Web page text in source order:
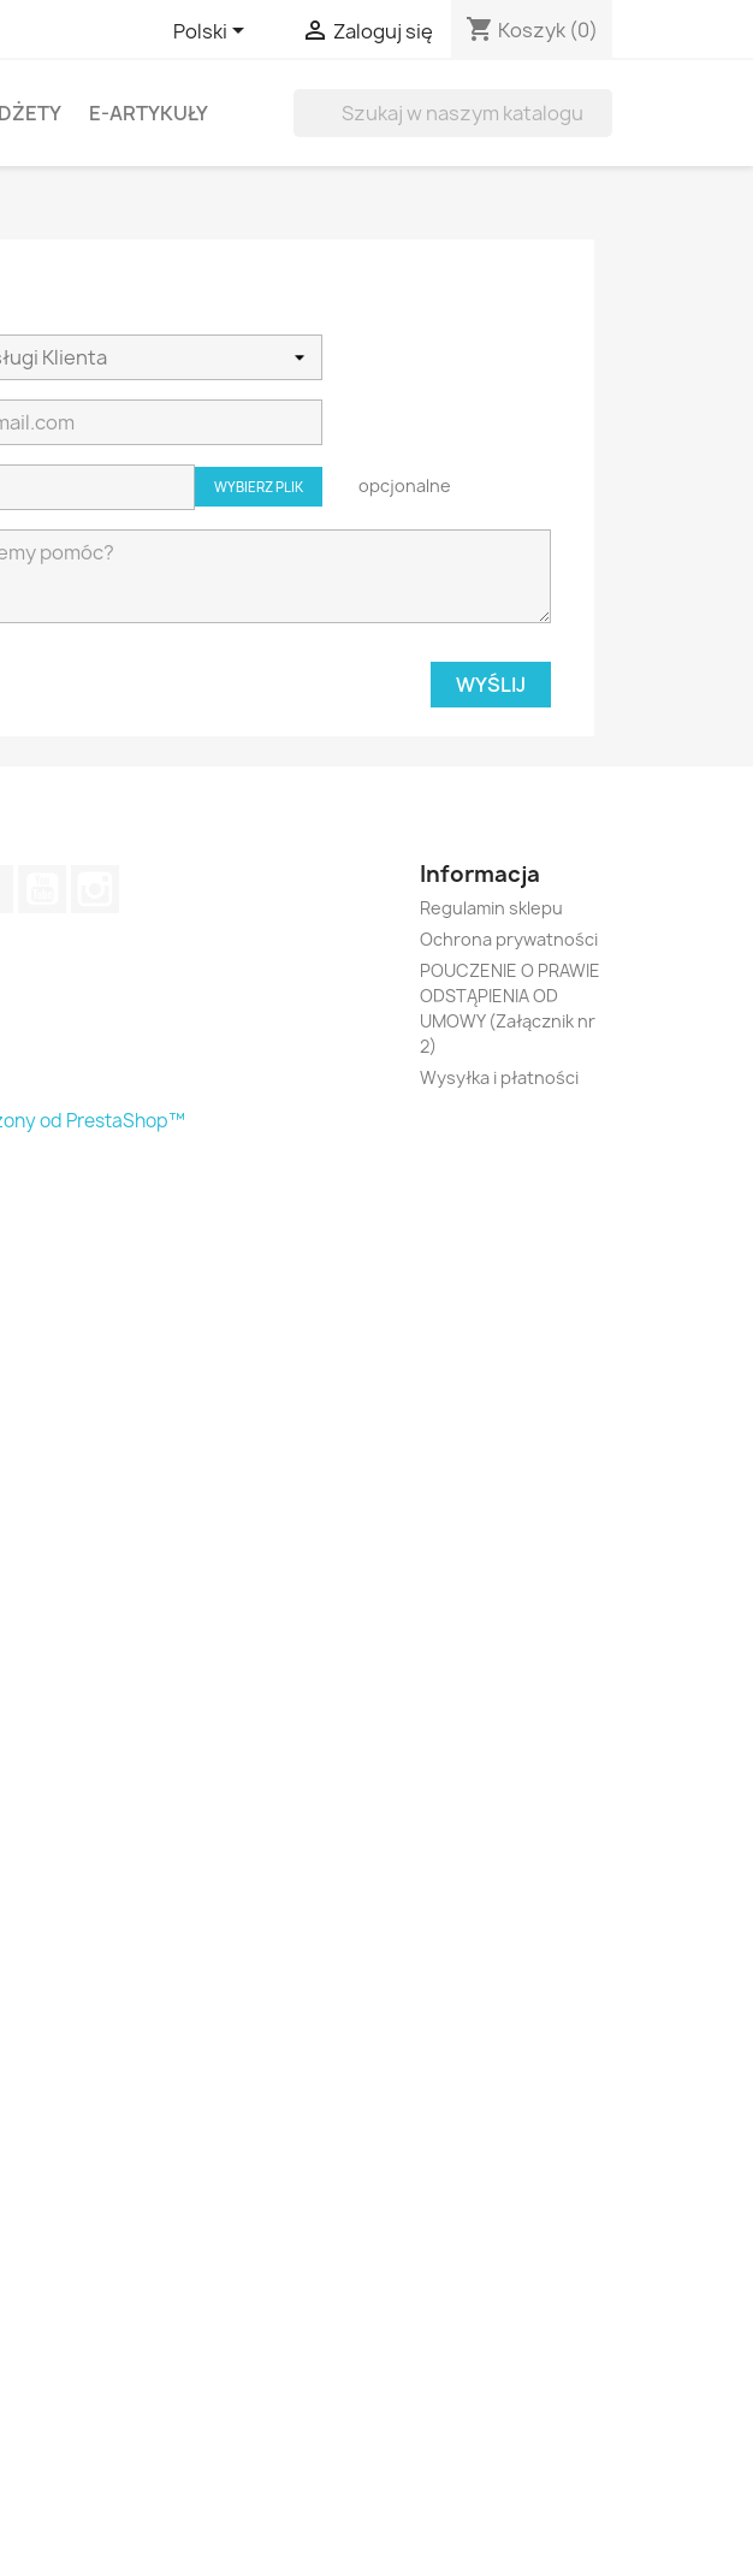
Polski  Zaloguj się shopping_cart Koszyk (0)
E-ARTYKUŁY
WYBIERZ PLIK opcjonalne
Informacja
Regulamin sklepu
Ochrona prywatności
POUCZENIE O PRAWIE
ODSTĄPIENIA OD
UMOWY (Załącznik nr
2)
Wysyłka i płatności
od PrestaShop™